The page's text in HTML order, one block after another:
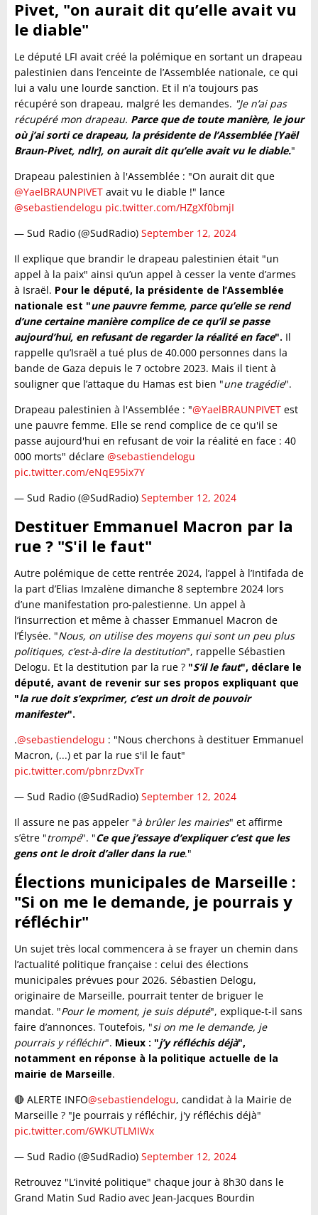
Pivet, "on aurait dit qu’elle avait vu
le diable"
Le député LFI avait créé la polémique en sortant un drapeau
palestinien dans l’enceinte de l’Assemblée nationale, ce qui
lui a valu une lourde sanction. Et il n’a toujours pas
récupéré son drapeau, malgré les demandes. "Je n’ai pas
récupéré mon drapeau. Parce que de toute manière, le jour
où j’ai sorti ce drapeau, la présidente de l’Assemblée [Yaël
Braun-Pivet, ndlr], on aurait dit qu’elle avait vu le diable."
Drapeau palestinien à l'Assemblée : "On aurait dit que
@YaelBRAUNPIVET avait vu le diable !" lance
@sebastiendelogu pic.twitter.com/HZgXf0bmjI
— Sud Radio (@SudRadio) September 12, 2024
Il explique que brandir le drapeau palestinien était "un
appel à la paix" ainsi qu’un appel à cesser la vente d’armes
à Israël. Pour le député, la présidente de l’Assemblée
nationale est "une pauvre femme, parce qu’elle se rend
d’une certaine manière complice de ce qu’il se passe
aujourd’hui, en refusant de regarder la réalité en face". Il
rappelle qu’Israël a tué plus de 40.000 personnes dans la
bande de Gaza depuis le 7 octobre 2023. Mais il tient à
souligner que l’attaque du Hamas est bien "une tragédie".
Drapeau palestinien à l'Assemblée : "@YaelBRAUNPIVET est
une pauvre femme. Elle se rend complice de ce qu'il se
passe aujourd'hui en refusant de voir la réalité en face : 40
000 morts" déclare @sebastiendelogu
pic.twitter.com/eNqE95ix7Y
— Sud Radio (@SudRadio) September 12, 2024
Destituer Emmanuel Macron par la
rue ? "S'il le faut"
Autre polémique de cette rentrée 2024, l’appel à l’Intifada de
la part d’Elias Imzalène dimanche 8 septembre 2024 lors
d’une manifestation pro-palestienne. Un appel à
l’insurrection et même à chasser Emmanuel Macron de
l’Élysée. "Nous, on utilise des moyens qui sont un peu plus
politiques, c’est-à-dire la destitution", rappelle Sébastien
Delogu. Et la destitution par la rue ? "S’il le faut", déclare le
député, avant de revenir sur ses propos expliquant que
"la rue doit s’exprimer, c’est un droit de pouvoir
manifester".
.@sebastiendelogu : "Nous cherchons à destituer Emmanuel
Macron, (...) et par la rue s'il le faut"
pic.twitter.com/pbnrzDvxTr
— Sud Radio (@SudRadio) September 12, 2024
Il assure ne pas appeler "à brûler les mairies" et affirme
s’être "trompé". "Ce que j’essaye d’expliquer c’est que les
gens ont le droit d’aller dans la rue."
Élections municipales de Marseille :
"Si on me le demande, je pourrais y
réfléchir"
Un sujet très local commencera à se frayer un chemin dans
l’actualité politique française : celui des élections
municipales prévues pour 2026. Sébastien Delogu,
originaire de Marseille, pourrait tenter de briguer le
mandat. "Pour le moment, je suis député", explique-t-il sans
faire d’annonces. Toutefois, "si on me le demande, je
pourrais y réfléchir". Mieux : "j’y réfléchis déjà",
notamment en réponse à la politique actuelle de la
mairie de Marseille.
🔴 ALERTE INFO@sebastiendelogu, candidat à la Mairie de
Marseille ? "Je pourrais y réfléchir, j'y réfléchis déjà"
pic.twitter.com/6WKUTLMIWx
— Sud Radio (@SudRadio) September 12, 2024
Retrouvez "L’invité politique" chaque jour à 8h30 dans le
Grand Matin Sud Radio avec Jean-Jacques Bourdin